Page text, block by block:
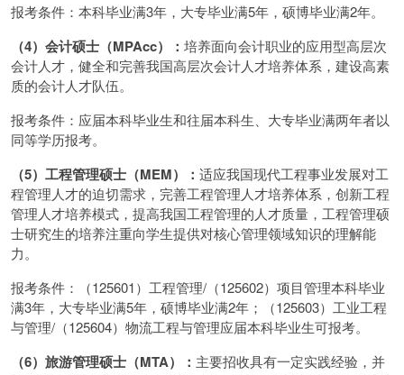
报考条件：本科毕业满3年，大专毕业满5年，硕博毕业满2年。
（4）会计硕士（MPAcc）： 培养面向会计职业的应用型高层次
会计人才，健全和完善我国高层次会计人才培养体系，建设高素
质的会计人才队伍。
报考条件：应届本科毕业生和往届本科生、大专毕业满两年者以
同等学历报考。
（5）工程管理硕士（MEM）： 适应我国现代工程事业发展对工
程管理人才的迫切需求，完善工程管理人才培养体系，创新工程
管理人才培养模式，提高我国工程管理的人才质量，工程管理硕
士研究生的培养注重向学生提供对核心管理领域知识的理解能
力。
报考条件：（125601）工程管理/（125602）项目管理本科毕业
满3年，大专毕业满5年，硕博毕业满2年；（125603）工业工程
与管理/（125604）物流工程与管理应届本科毕业生可报考。
（6）旅游管理硕士（MTA）： 主要招收具有一定实践经验，并